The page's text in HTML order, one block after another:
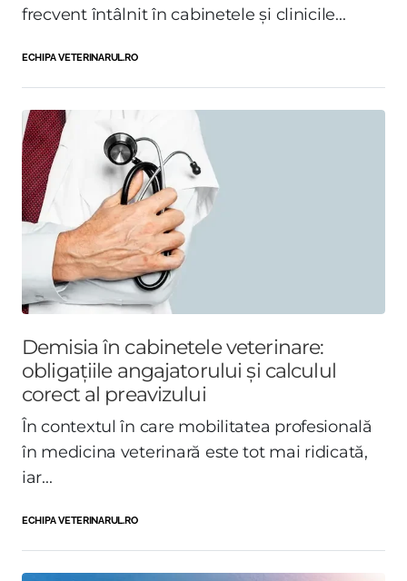
frecvent întâlnit în cabinetele și clinicile...
ECHIPA VETERINARUL.RO
Demisia în cabinetele veterinare:
obligațiile angajatorului și calculul
corect al preavizului
În contextul în care mobilitatea profesională
în medicina veterinară este tot mai ridicată,
iar...
ECHIPA VETERINARUL.RO